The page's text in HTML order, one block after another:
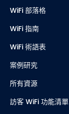
WiFi 部落格
WiFi 指南
WiFi 術語表
案例研究
所有資源
訪客 WiFi 功能清單